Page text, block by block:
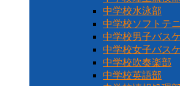
中学校水泳部
中学校ソフトテ
中学校男子バス
中学校女子バス
中学校吹奏楽部
中学校英語部